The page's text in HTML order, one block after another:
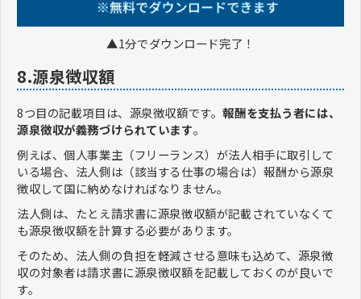
▲1分でダウンロード完了！
8.源泉徴収額
8つ目の記載項目は、源泉徴収額です。報酬を支払う者には、
源泉徴収が義務づけられています。
例えば、個人事業主（フリーランス）が法人相手に取引して
いる場合、法人側は（該当する仕事の場合は）報酬から源泉
徴収して国に納めなければなりません。
法人側は、たとえ請求書に源泉徴収額が記載されていなくて
も源泉徴収額を計算する必要があります。
そのため、法人側の負担を軽減させる意味も込めて、源泉徴
収の対象者は請求書に源泉徴収額を記載しておくのが良いで
す。